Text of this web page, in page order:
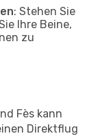
: Stehen Sie
Ihre Beine,
zu
Fès kann
Direktflug